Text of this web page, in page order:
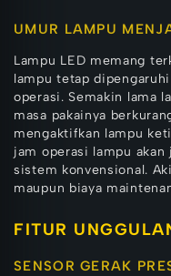
UMUR LAMPU
Lampu LED memang
lampu tetap
operasi. Semakin lama
masa pakainya
mengaktifkan lampu
jam operasi lampu
sistem konvensional.
maupun biaya
FITUR
SENSOR GERAK